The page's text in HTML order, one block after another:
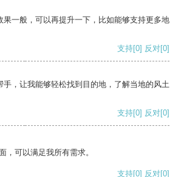
果一般，可以再提升一下，比如能够支持更多地
支持[0] 反对[0]
手，让我能够轻松找到目的地，了解当地的风土
支持[0] 反对[0]
，可以满足我所有需求。
支持[0] 反对[0]